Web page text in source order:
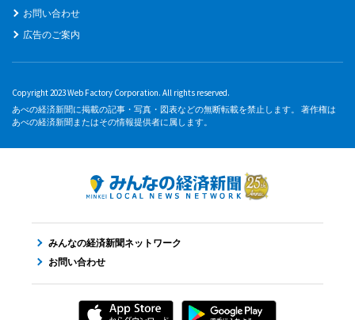
お問い合わせ
広告のご案内
Copyright 2023 Web Factory Corporation. All rights reserved.
あべの経済新聞に掲載の記事・写真・図表などの無断転載を禁止します。 著作権は
あべの経済新聞またはその情報提供者に属します。
みんなの経済新聞ネットワーク
お問い合わせ